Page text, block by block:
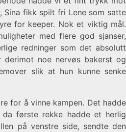
Sina fikk spilt fri Lene som satte
for keeper. Nok et viktig mål.
med flere god sjanser,
redninger som det absolutt
derimot noe nervøs bakerst og
slik at hun kunne senke
for å vinne kampen. Det hadde
første rekke hadde et herlig
på venstre side, sendte den